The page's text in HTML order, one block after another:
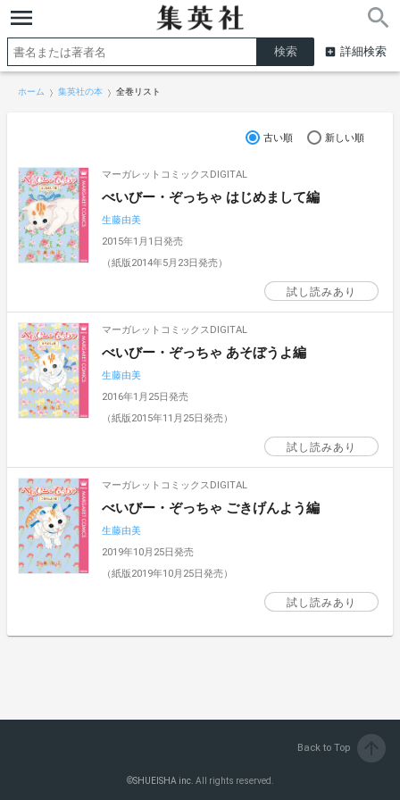
詳細検索
ホーム 集英社の本 全巻リスト
古い順 新しい順
マーガレットコミックスDIGITAL
べいびー・ぞっちゃ はじめまして編
生藤由美
2015年1月1日発売
（紙版2014年5月23日発売）
試し読みあり
マーガレットコミックスDIGITAL
べいびー・ぞっちゃ あそぼうよ編
生藤由美
2016年1月25日発売
（紙版2015年11月25日発売）
試し読みあり
マーガレットコミックスDIGITAL
べいびー・ぞっちゃ ごきげんよう編
生藤由美
2019年10月25日発売
（紙版2019年10月25日発売）
試し読みあり
Back to Top
©SHUEISHA inc. All rights reserved.